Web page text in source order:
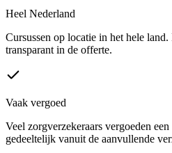
Heel Nederland
Cursussen op locatie in het hele
transparant in de offerte.
Vaak vergoed
Veel zorgverzekeraars vergoeden
gedeeltelijk vanuit de aanvullende